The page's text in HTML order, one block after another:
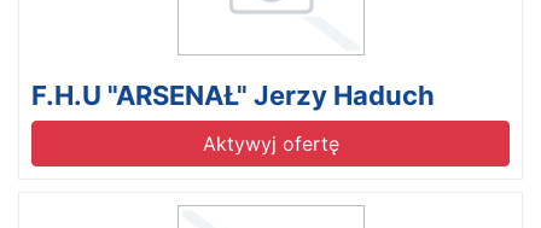
F.H.U "ARSENAŁ" Jerzy Haduch
Aktywyj ofertę